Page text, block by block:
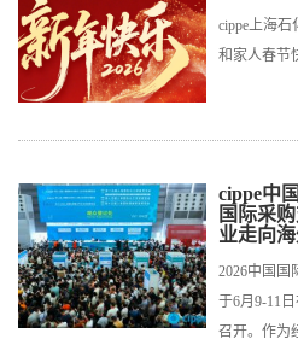
cippe上海
和家人春节
cippe中
国际采
业走向海
2026中国国
于6月9-11
召开。作为